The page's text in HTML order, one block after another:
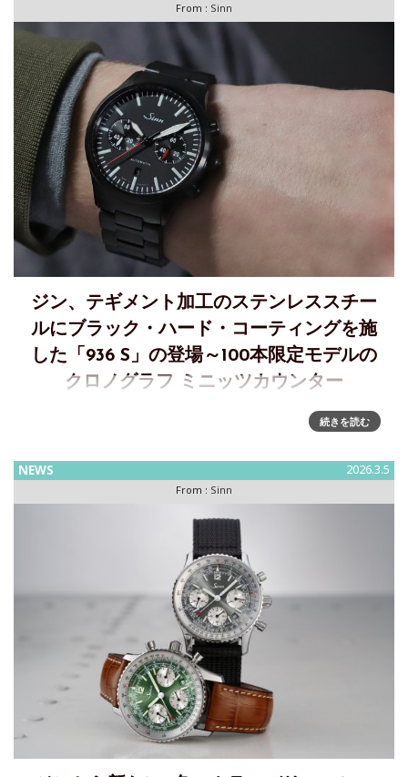
From : Sinn
ジン、テギメント加工のステンレススチー
ルにブラック・ハード・コーティングを施
した「936 S」の登場～100本限定モデルの
クロノグラフ ミニッツカウンター
世界100本限定の「936 S」～60分積算計を搭載するクロノグ
ラフ・ミニッツカウンター時計と技術の代表的見本：100本限
ンを融合したクロノグラフとして開発されました。サブダイ
続きを読む
NEWS 2026.3.5
From : Sinn